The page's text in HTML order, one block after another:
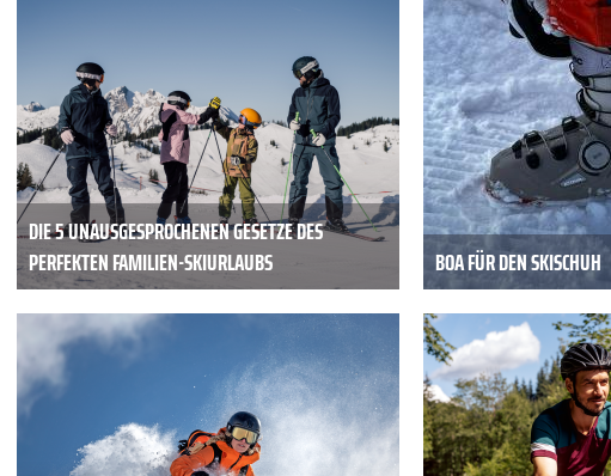
DIE 5 UNAUSGESPROCHENEN GESETZE DES
PERFEKTEN FAMILIEN-SKIURLAUBS
BOA FÜR DEN SKISCHUH